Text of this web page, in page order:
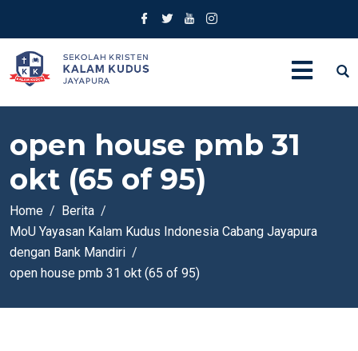
open house pmb 31
okt (65 of 95)
Home
Berita
MoU Yayasan Kalam Kudus Indonesia Cabang Jayapura
dengan Bank Mandiri
open house pmb 31 okt (65 of 95)